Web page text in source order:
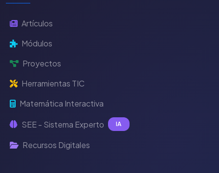
Artículos
Módulos
Proyectos
Herramientas TIC
Matemática Interactiva
SEE - Sistema Experto IA
Recursos Digitales